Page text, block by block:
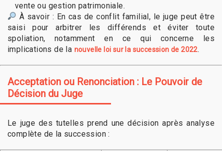
vente ou gestion patrimoniale.
À savoir : En cas de conflit familial, le juge peut être
saisi pour arbitrer les différends et éviter toute
spoliation, notamment en ce qui concerne les
implications de la nouvelle loi sur la succession de 2022.
Acceptation ou Renonciation : Le Pouvoir de
Décision du Juge
Le juge des tutelles prend une décision après analyse
complète de la succession :